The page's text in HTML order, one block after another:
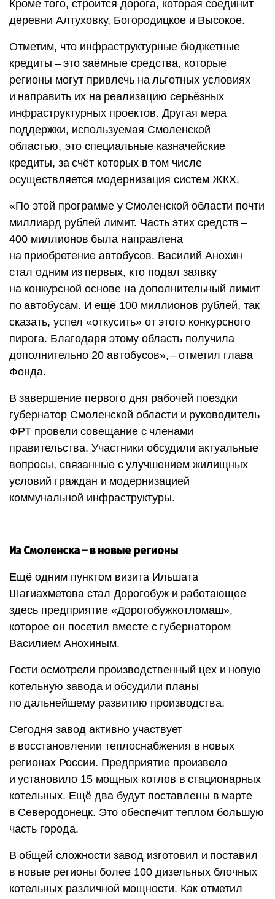
Кроме того, строится дорога, которая соединит
деревни Алтуховку, Богородицкое и Высокое.
Отметим, что инфраструктурные бюджетные
кредиты – ​это заёмные средства, которые
регионы могут привлечь на льготных условиях
и направить их на реализацию серьёзных
инфраструктурных проектов. Другая мера
поддержки, используемая Смоленской
областью, ​это специальные казначейские
кредиты, за счёт которых в том числе
осуществляется модернизация систем ЖКХ.
«По этой программе у Смоленской области почти
миллиард руб­лей лимит. Часть этих средств – ​
400 миллионов ​была направлена
на приобретение автобусов. Василий Анохин
стал одним из первых, кто подал заявку
на конкурсной основе на дополнительный лимит
по автобусам. И ещё 100 миллионов руб­лей, так
сказать, успел «откусить» от этого конкурсного
пирога. Благодаря этому область получила
дополнительно 20 автобусов», – ​отметил глава
Фонда.
В завершение первого дня рабочей поездки
губернатор Смоленской области и руководитель
ФРТ провели совещание с членами
правительства. Участники обсудили актуальные
вопросы, связанные с улучшением жилищных
условий граждан и модернизацией
коммунальной инфраструктуры.
Из Смоленска – ​в новые регионы
Ещё одним пунктом визита Ильшата
Шагиахметова стал Дорогобуж и работающее
здесь предприятие «Дорогобужкотломаш»,
которое он посетил вместе с губернатором
Василием Анохиным.
Гости осмотрели производственный цех и новую
котельную завода и обсудили планы
по дальнейшему развитию производства.
Сегодня завод активно участвует
в восстановлении теплоснабжения в новых
регионах России. Предприятие произвело
и установило 15 мощных котлов в стационарных
котельных. Ещё два будут поставлены в марте
в Северодонецк. Это обеспечит теплом большую
часть города.
В общей сложности завод изготовил и поставил
в новые регионы более 100 дизельных блочных
котельных различной мощности. Как отметил